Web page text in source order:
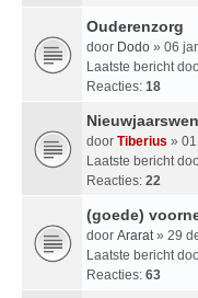
Ouderenzorg
door Dodo » 06
Laatste bericht
Reacties: 18
door Tiberius »
Laatste bericht
Reacties: 22
(goede)
door Ararat » 29
Laatste bericht
Reacties: 63